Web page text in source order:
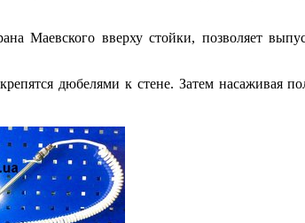
Маевского вверху стойки, позволяет
дюбелями к стене. Затем насаживая